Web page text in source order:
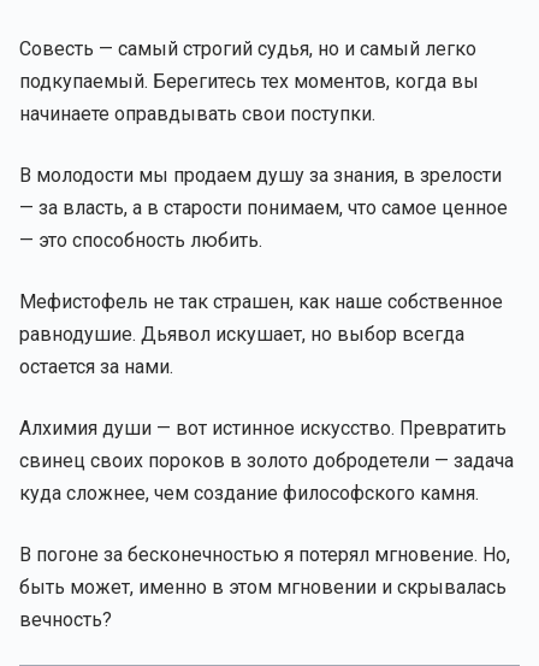
Совесть — самый строгий судья, но и самый легко
подкупаемый. Берегитесь тех моментов, когда вы
начинаете оправдывать свои поступки.
В молодости мы продаем душу за знания, в зрелости
— за власть, а в старости понимаем, что самое ценное
— это способность любить.
Мефистофель не так страшен, как наше собственное
равнодушие. Дьявол искушает, но выбор всегда
остается за нами.
Алхимия души — вот истинное искусство. Превратить
свинец своих пороков в золото добродетели — задача
куда сложнее, чем создание философского камня.
В погоне за бесконечностью я потерял мгновение. Но,
быть может, именно в этом мгновении и скрывалась
вечность?